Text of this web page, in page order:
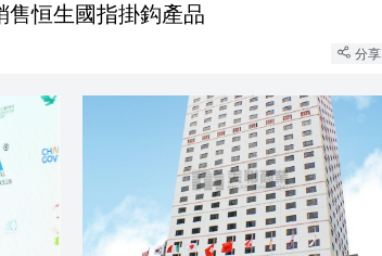
售恒生國指掛鈎產品
分享